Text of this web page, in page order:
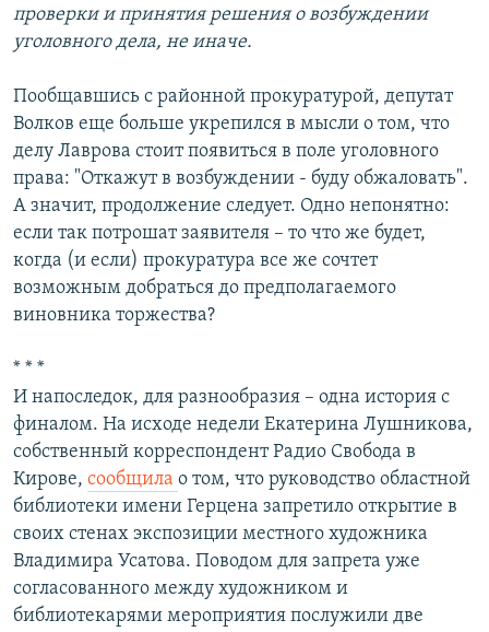
проверки и принятия решения о возбуждении
уголовного дела, не иначе.
Пообщавшись с районной прокуратурой, депутат
Волков еще больше укрепился в мысли о том, что
делу Лаврова стоит появиться в поле уголовного
права: "Откажут в возбуждении - буду обжаловать".
А значит, продолжение следует. Одно непонятно:
если так потрошат заявителя – то что же будет,
когда (и если) прокуратура все же сочтет
возможным добраться до предполагаемого
виновника торжества?
* * *
И напоследок, для разнообразия – одна история с
финалом. На исходе недели Екатерина Лушникова,
собственный корреспондент Радио Свобода в
Кирове, сообщила о том, что руководство областной
библиотеки имени Герцена запретило открытие в
своих стенах экспозиции местного художника
Владимира Усатова. Поводом для запрета уже
согласованного между художником и
библиотекарями мероприятия послужили две